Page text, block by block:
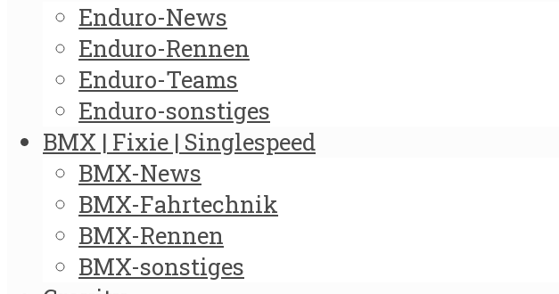
Enduro-News
Enduro-Rennen
Enduro-Teams
Enduro-sonstiges
BMX | Fixie | Singlespeed
BMX-News
BMX-Fahrtechnik
BMX-Rennen
BMX-sonstiges